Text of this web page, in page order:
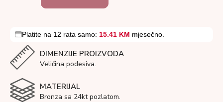
Platite na 12 rata samo: 15.41 KM mjesečno.
DIMENZIJE PROIZVODA
Veličina podesiva.
MATERIJAL
Bronza sa 24kt pozlatom.